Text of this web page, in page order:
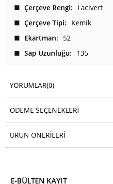
Çerçeve Rengi
Lacivert
Çerçeve Tipi
Kemik
Ekartman
52
Sap Uzunluğu
135
YORUMLAR(0)
ÖDEME SEÇENEKLERI
ÜRÜN ÖNERILERI
E-BÜLTEN KAYIT